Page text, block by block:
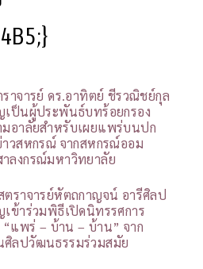
ราจารย์ ดร.อาทิตย์ ชีรวณิชย์กุล
เป็นผู้ประพันธ์บทร้อยกรอง
มอาลัยสำหรับเผยแพร่บนปก
าวสหกรณ์ จากสหกรณ์ออม
ลงกรณ์มหาวิทยาลัย
ตราจารย์หัตถกาญจน์ อารีศิลป
เข้าร่วมพิธีเปิดนิทรรศการ
“แพร่ – บ้าน – บ้าน” จาก
ศิลปวัฒนธรรมร่วมสมัย